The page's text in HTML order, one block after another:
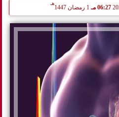
06:27 مـ 1 رمضان 1447
هـ